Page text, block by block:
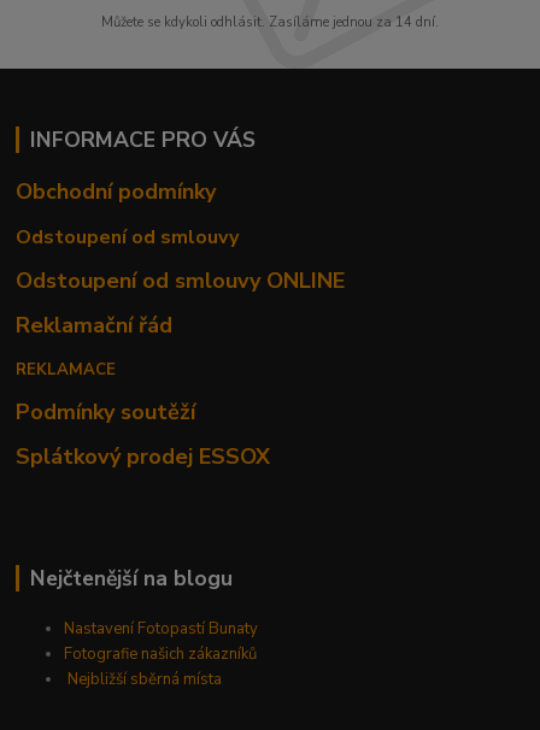
Můžete se kdykoli odhlásit. Zasíláme jednou za 14 dní.
INFORMACE PRO VÁS
Obchodní podmínky
Odstoupení od smlouvy
Odstoupení od smlouvy ONLINE
Reklamační řád
REKLAMACE
Podmínky soutěží
Splátkový prodej ESSOX
Nejčtenější na blogu
Nastavení Fotopastí Bunaty
Fotografie našich zákazníků
Nejbližší sběrná místa